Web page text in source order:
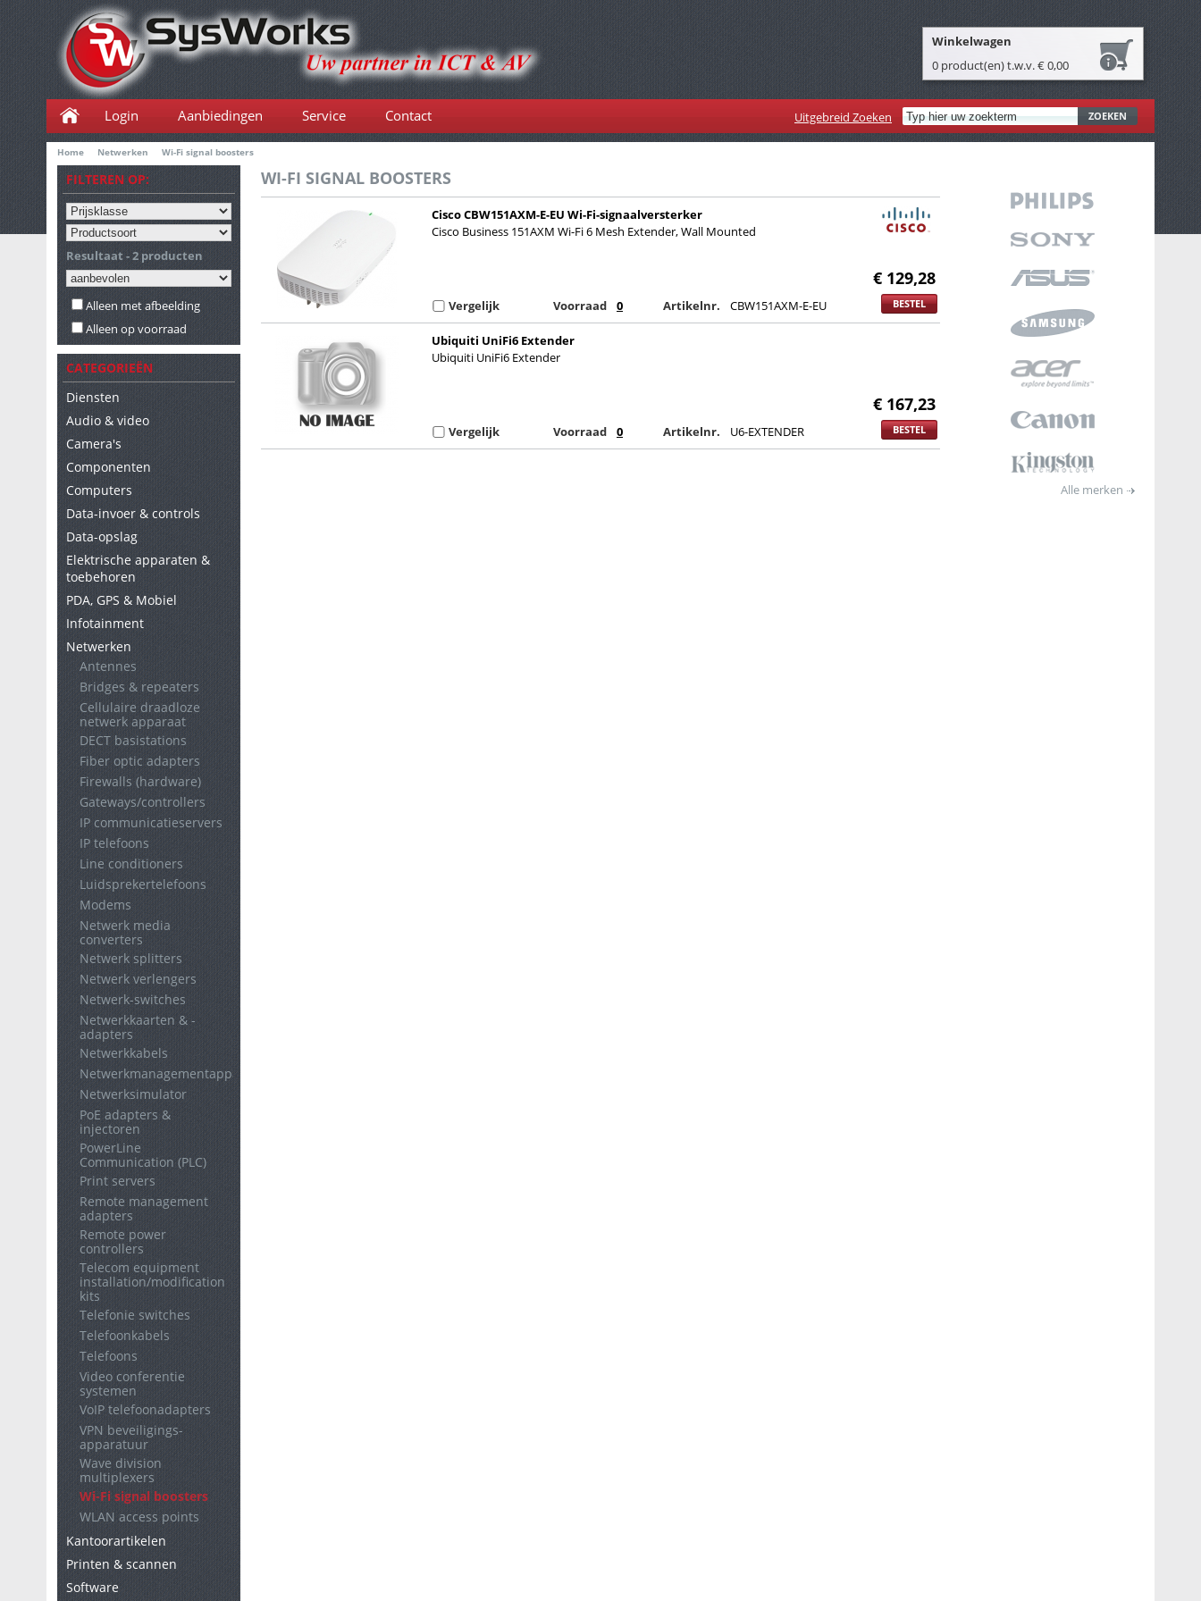
Home Netwerken Wi-Fi signal boosters
Login Aanbiedingen Service Contact Uitgebreid Zoeken ZOEKEN
Winkelwagen
0 product(en) t.w.v. € 0,00
FILTEREN OP:
Resultaat - 2 producten
Alleen met afbeelding
Alleen op voorraad
CATEGORIEËN
Diensten
Audio & video
Camera's
Componenten
Computers
Data-invoer & controls
Data-opslag
Elektrische apparaten &
toebehoren
PDA, GPS & Mobiel
Infotainment
Netwerken
Antennes
Bridges & repeaters
Cellulaire draadloze
netwerk apparaat
DECT basistations
Fiber optic adapters
Firewalls (hardware)
Gateways/controllers
IP communicatieservers
IP telefoons
Line conditioners
Luidsprekertelefoons
Modems
Netwerk media
converters
Netwerk splitters
Netwerk verlengers
Netwerk-switches
Netwerkkaarten & -
adapters
Netwerkkabels
Netwerkmanagementapparaten
Netwerksimulator
PoE adapters &
injectoren
PowerLine
Communication (PLC)
Print servers
Remote management
adapters
Remote power
controllers
Telecom equipment
installation/modification
kits
Telefonie switches
Telefoonkabels
Telefoons
Video conferentie
systemen
VoIP telefoonadapters
VPN beveiligings-
apparatuur
Wave division
multiplexers
Wi-Fi signal boosters
WLAN access points
Kantoorartikelen
Printen & scannen
Software
WI-FI SIGNAL BOOSTERS
Cisco Business 151AXM Wi-Fi 6 Mesh Extender, Wall Mounted
Artikelnr. CBW151AXM-E-EU
Cisco CBW151AXM-E-EU Wi-Fi-signaalversterker
€ 129,28
Vergelijk Voorraad 0 BESTEL
Ubiquiti UniFi6 Extender
Artikelnr. U6-EXTENDER
Ubiquiti UniFi6 Extender
€ 167,23
Vergelijk Voorraad 0 BESTEL
Alle merken